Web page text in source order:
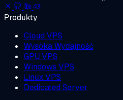
Produkty
Cloud VPS
Wysoka Wydajność
GPU VPS
Windows VPS
Linux VPS
Dedicated Server